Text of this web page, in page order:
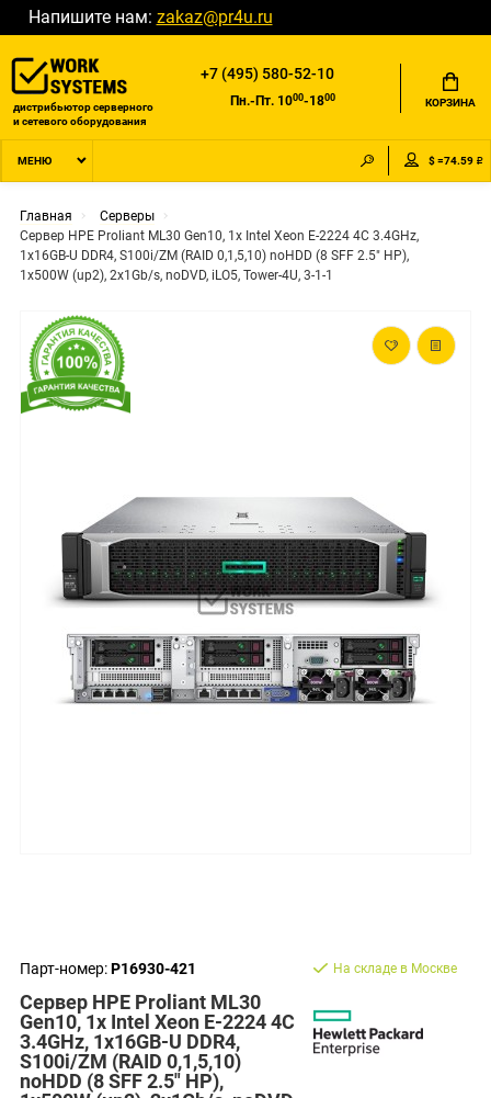
Напишите нам: zakaz@pr4u.ru
дистрибьютор серверного
и сетевого оборудования
+7 (495) 580-52-10
Пн.-Пт. 1000-1800 КОРЗИНА
МЕНЮ $ =74.59 ₽
Главная
Серверы
Сервер HPE Proliant ML30 Gen10, 1x Intel Xeon E-2224 4C 3.4GHz,
1x16GB-U DDR4, S100i/ZM (RAID 0,1,5,10) noHDD (8 SFF 2.5" HP),
1x500W (up2), 2x1Gb/s, noDVD, iLO5, Tower-4U, 3-1-1
Парт-номер:P16930-421
Сервер HPE Proliant ML30
Gen10, 1x Intel Xeon E-2224 4C
3.4GHz, 1x16GB-U DDR4,
S100i/ZM (RAID 0,1,5,10)
noHDD (8 SFF 2.5" HP),
На складе в Москве